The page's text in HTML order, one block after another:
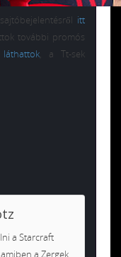
itt
további promós
, a Tt-sek
a Starcraft
a Zergek